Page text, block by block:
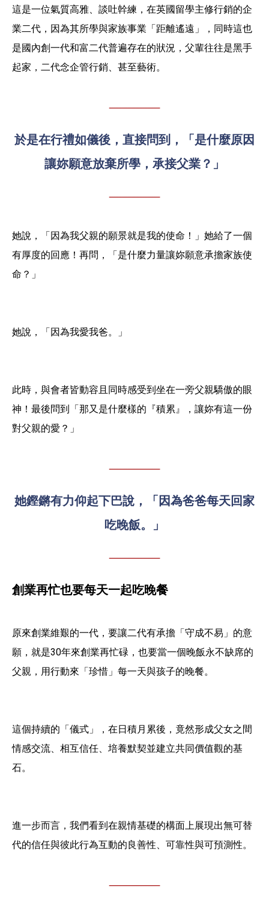
這是一位氣質高雅、談吐幹練，在英國留學主修行銷的企
業二代，因為其所學與家族事業「距離遙遠」，同時這也
是國內創一代和富二代普遍存在的狀況，父輩往往是黑手
起家，二代念企管行銷、甚至藝術。
於是在行禮如儀後，直接問到，「是什麼原因
讓妳願意放棄所學，承接父業？」
她說，「因為我父親的願景就是我的使命！」她給了一個
有厚度的回應！再問，「是什麼力量讓妳願意承擔家族使
命？」
她說，「因為我愛我爸。」
此時，與會者皆動容且同時感受到坐在一旁父親驕傲的眼
神！最後問到「那又是什麼樣的『積累』，讓妳有這一份
對父親的愛？」
她鏗鏘有力仰起下巴說，「因為爸爸每天回家
吃晚飯。」
創業再忙也要每天一起吃晚餐
原來創業維艱的一代，要讓二代有承擔「守成不易」的意
願，就是30年來創業再忙碌，也要當一個晚飯永不缺席的
父親，用行動來「珍惜」每一天與孩子的晚餐。
這個持續的「儀式」，在日積月累後，竟然形成父女之間
情感交流、相互信任、培養默契並建立共同價值觀的基
石。
進一步而言，我們看到在親情基礎的構面上展現出無可替
代的信任與彼此行為互動的良善性、可靠性與可預測性。